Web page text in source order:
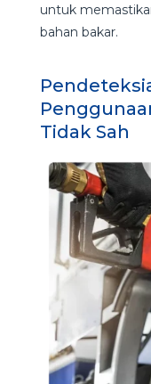
untuk
bahan bakar.
Tidak Sah